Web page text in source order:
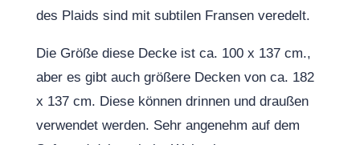
des Plaids sind mit subtilen Fransen veredelt.
Die Größe diese Decke ist ca. 100 x 137 cm.,
aber es gibt auch größere Decken von ca. 182
x 137 cm. Diese können drinnen und draußen
verwendet werden. Sehr angenehm auf dem